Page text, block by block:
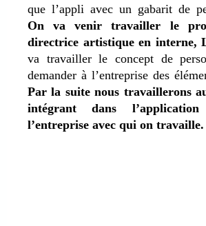
que l’appli avec un gabarit de
On va venir travailler le
directrice artistique en interne,
va travailler le concept de
demander à l’entreprise des
Par la suite nous travaillerons
intégrant dans
l’entreprise avec qui on travaille.